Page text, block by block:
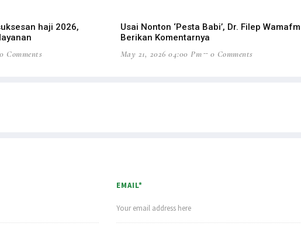
haji 2026,
0 Comments
Usai Nonton ‘Pesta Babi’, Dr. Filep Wamafma
Berikan Komentarnya
May 21, 2026 04:00 Pm
0 Comments
EMAIL*